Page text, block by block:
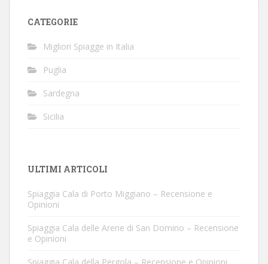
CATEGORIE
Migliori Spiagge in Italia
Puglia
Sardegna
Sicilia
ULTIMI ARTICOLI
Spiaggia Cala di Porto Miggiano – Recensione e
Opinioni
Spiaggia Cala delle Arene di San Domino – Recensione
e Opinioni